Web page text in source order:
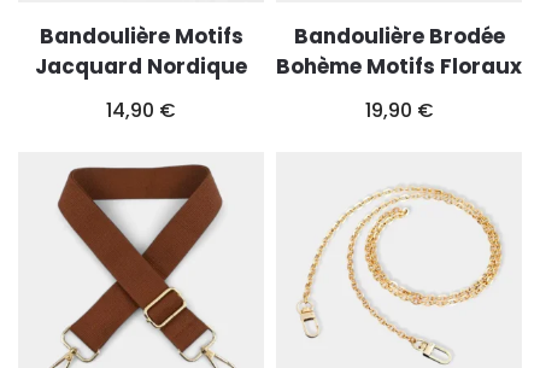
Bandoulière Motifs
Jacquard Nordique
14,90 €
Bandoulière Brodée
Bohème Motifs Floraux
19,90 €